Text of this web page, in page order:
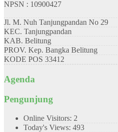
NPSN : 10900427
Jl. M. Nuh Tanjungpandan No 29
KEC. Tanjungpandan
KAB. Belitung
PROV. Kep. Bangka Belitung
KODE POS 33412
Agenda
Pengunjung
Online Visitors: 2
Today's Views: 493